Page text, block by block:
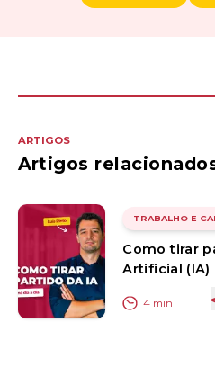
ARTIGOS
Artigos
TRABALHO E
Como tirar
Artificial (IA)
4 min